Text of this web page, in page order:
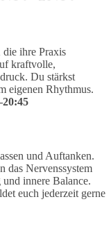
ihre Praxis
kraftvolle,
Du stärkst
eigenen Rhythmus.
und Auftanken.
das Nervenssystem
innere Balance.
euch jederzeit gerne